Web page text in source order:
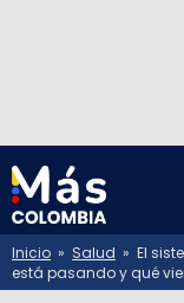
Inicio » Salud » El
está pasando y qué